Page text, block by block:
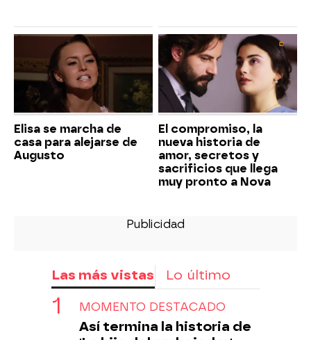
Elisa se marcha de
casa para alejarse de
Augusto
El compromiso, la
nueva historia de
amor, secretos y
sacrificios que llega
muy pronto a Nova
Las más vistas Lo último
MOMENTO DESTACADO
Así termina la historia de